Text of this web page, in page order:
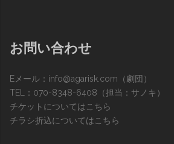
お問い合わせ
Eメール： info@agarisk.com （劇団）
TEL：070-8348-6408（担当：サノキ）
チケットについてはこちら
チラシ折込についてはこちら